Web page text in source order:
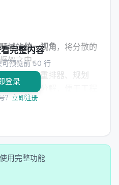
域的统一视角 ，将分散的
架之中。
检索器、重排器、规划
给出清晰分解，便于工程
强化学习、多智能体协作等
研究原型到工业系统的迁
完整内容
可预览前 50 行
登录
？ 立即注册
用完整功能